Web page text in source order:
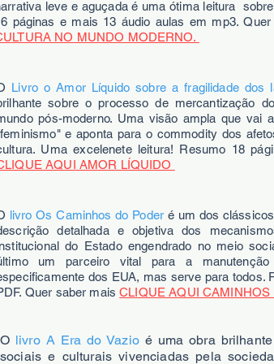
leve e aguçada é uma ótima leitura
páginas e mais 13 áudio aulas em mp3.
NO MUNDO MODERNO.
Livro o Amor Líquido sobre a fragilidade dos
sobre o processo de mercantização
pós-moderno. Uma visão ampla que vai
e aponta para o commodity dos
Uma excelenete leitura! Resumo 18
AQUI AMOR LÍQUIDO
livro Os Caminhos do Poder é um dos
detalhada e objetiva dos
do Estado engendrado no meio
um parceiro vital para a
dos EUA, mas serve para todos.
Quer saber maisCLIQUE AQUI CAMINHOS
O livro A Era do Vazioé uma obra brilhante
sociais e culturais vivenciadas pela